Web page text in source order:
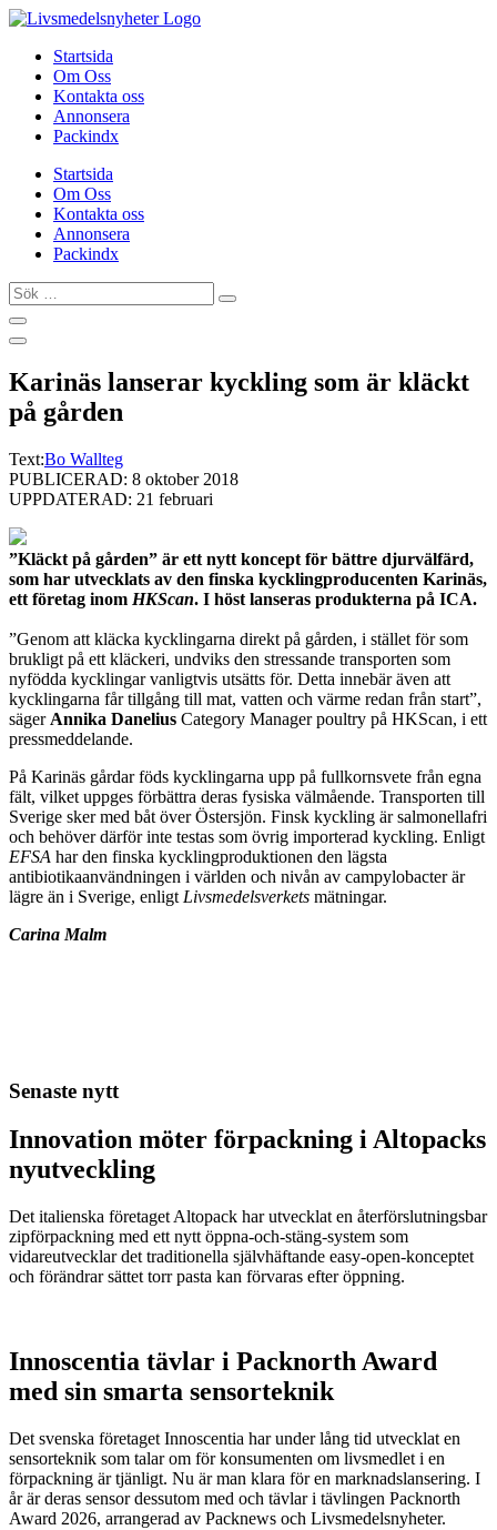
Hoppa
innehållStartsida
Om Oss
Kontakta oss
Annonsera
Packindx
Startsida
Om Oss
Kontakta oss
Annonsera
Packindx
Sök
…
Karinäs lanserar kyckling som är kläckt
på gården
Text:Bo Wallteg
PUBLICERAD: 8 oktober 2018
UPPDATERAD: 21 februari
”Kläckt på gården” är ett nytt koncept för bättre djurvälfärd,
som har utvecklats av den finska kycklingproducenten Karinäs,
ett företag inom HKScan. I höst lanseras produkterna på ICA.
”Genom att kläcka kycklingarna direkt på gården, i stället för som
brukligt på ett kläckeri, undviks den stressande transporten som
nyfödda kycklingar vanligtvis utsätts för. Detta innebär även att
kycklingarna får tillgång till mat, vatten och värme redan från start”,
säger Annika Danelius Category Manager poultry på HKScan, i ett
pressmeddelande.
På Karinäs gårdar föds kycklingarna upp på fullkornsvete från egna
fält, vilket uppges förbättra deras fysiska välmående. Transporten till
Sverige sker med båt över Östersjön. Finsk kyckling är salmonellafri
och behöver därför inte testas som övrig importerad kyckling. Enligt
EFSA har den finska kycklingproduktionen den lägsta
antibiotikaanvändningen i världen och nivån av campylobacter är
lägre än i Sverige, enligt Livsmedelsverkets mätningar.
Carina Malm
Senaste nytt
Innovation möter förpackning i Altopacks
nyutveckling
Det italienska företaget Altopack har utvecklat en återförslutningsbar
zipförpackning med ett nytt öppna-och-stäng-system som
vidareutvecklar det traditionella självhäftande easy-open-konceptet
och förändrar sättet torr pasta kan förvaras efter öppning.
Innoscentia tävlar i Packnorth Award
med sin smarta sensorteknik
Det svenska företaget Innoscentia har under lång tid utvecklat en
sensorteknik som talar om för konsumenten om livsmedlet i en
förpackning är tjänligt. Nu är man klara för en marknadslansering. I
år är deras sensor dessutom med och tävlar i tävlingen Packnorth
Award 2026, arrangerad av Packnews och Livsmedelsnyheter.